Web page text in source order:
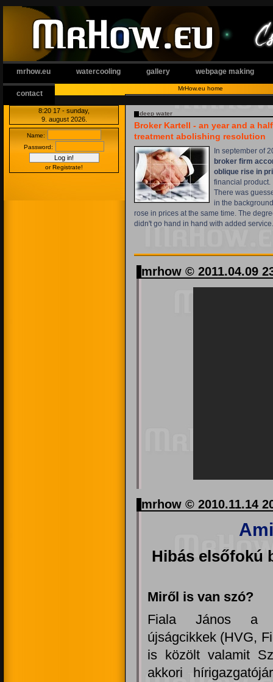
mrhow.eu watercooling gallery webpage making
contact
MrHow.eu home
8:20:18 - sunday,
9. august 2026.
Name:
Password:
or Registrate!
deep water
Broker Kartell - an year and a
treatment abolishing resolution
In september of
broker firm
oblique rise in
financial product.
There was
in the
rose in prices at the same time. The
didn't go hand in hand with added
mrhow © 2011.04.09
mrhow © 2010.11.14
Hibás elsőfokú
Miről is van szó?
Fiala János a
újságcikkek (HVG,
is közölt valamit
akkori